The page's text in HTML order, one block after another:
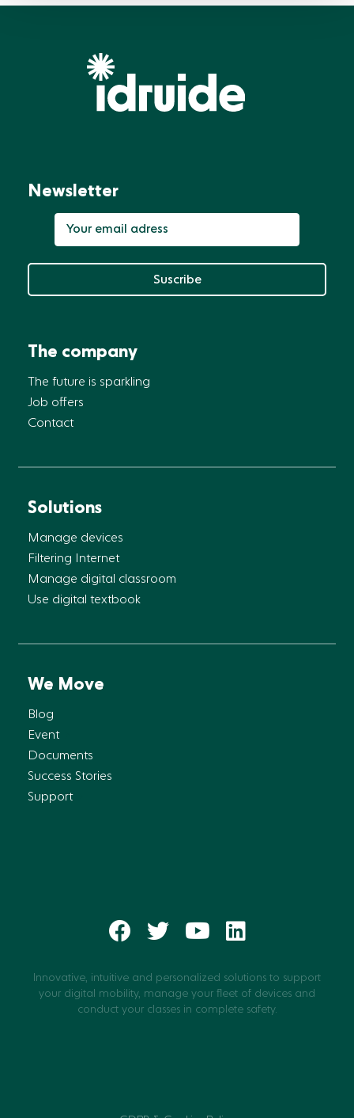
The company
The future is sparkling
Job offers
Contact
Solutions
Manage devices
Filtering Internet
Manage digital classroom
Use digital textbook
We Move
Blog
Event
Documents
Success Stories
Support
Newsletter
Suscribe
Innovative, intuitive and personalized solutions to support
your digital mobility, manage your fleet of devices and
conduct your classes in complete safety.